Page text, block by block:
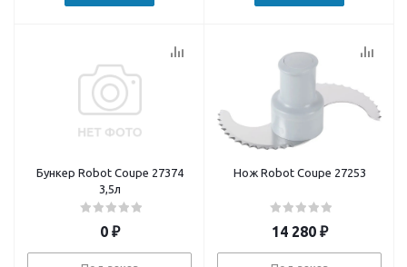
Бункер Robot Coupe 27374
3,5л
0₽
Нож Robot Coupe 27253
14 280₽